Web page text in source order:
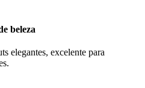
beleza
elegantes, excelente para